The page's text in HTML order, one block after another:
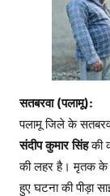
सतबरवा (पलामू):
पलामू जिले के
संदीप कुमार सिंहकी
की लहर है। मृतक के
हुए घटना की पीड़ा